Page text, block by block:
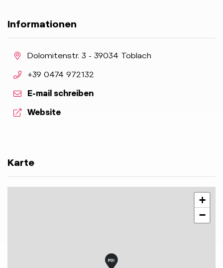
Informationen
aria.location:
Dolomitenstr. 3 - 39034 Toblach
aria.phone:
+39 0474 972132
E-mail schreiben
aria.website:
Website
Karte
+
−